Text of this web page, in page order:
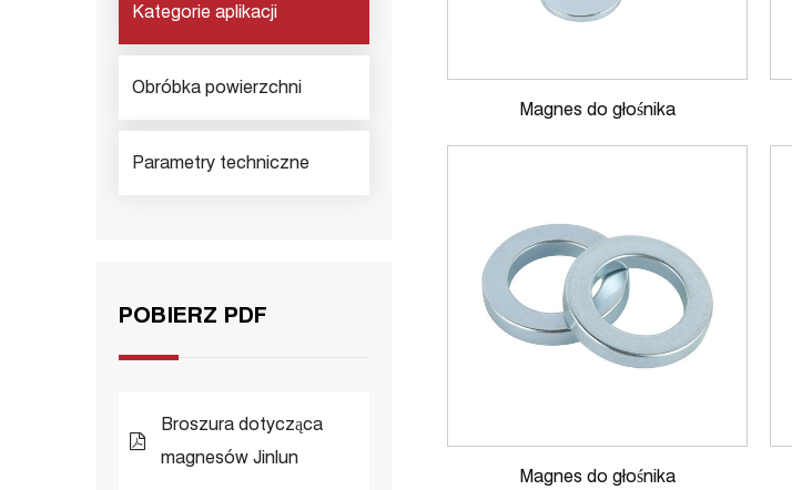
Kategorie aplikacji
Obróbka powierzchni
Parametry techniczne
POBIERZ PDF
Broszura dotycząca
magnesów Jinlun
Magnes do głośnika
Magnes do głośnika